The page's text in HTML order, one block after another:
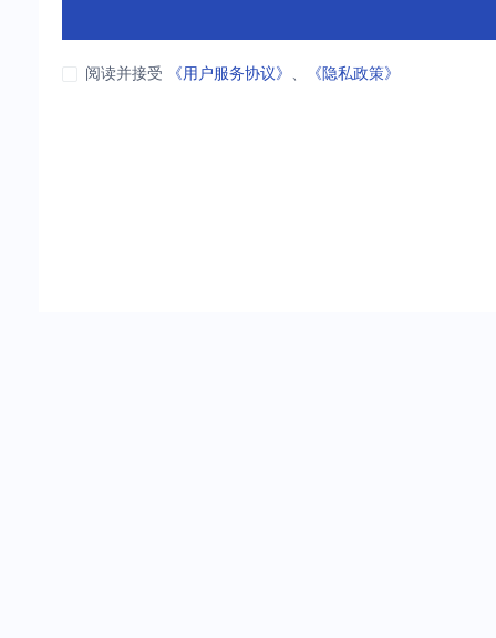
阅读并接受 《用户服务协议》 、 《隐私政策》